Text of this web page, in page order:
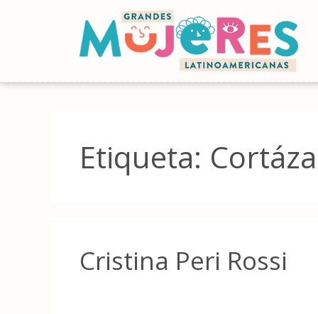
Etiqueta:
Cristina Peri Rossi